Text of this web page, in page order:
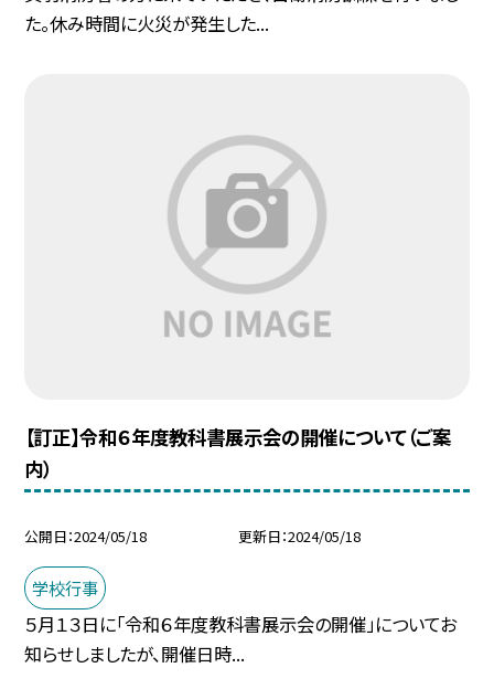
た。休み時間に火災が発生した...
【訂正】令和６年度教科書展示会の開催について（ご案
内）
公開日 2024/05/18 更新日 2024/05/18
学校行事
５月１３日に「令和６年度教科書展示会の開催」についてお
知らせしましたが、開催日時...